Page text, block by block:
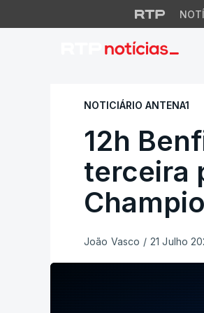
12h
NOTICIÁRIO ANTENA1
12h
terceira
João Vasco / 21 Julho